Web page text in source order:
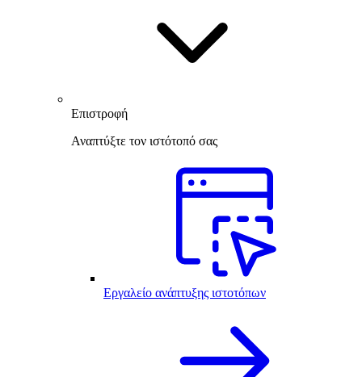
Επιστροφή
Αναπτύξτε τον ιστότοπό σας
Εργαλείο ανάπτυξης ιστοτόπων